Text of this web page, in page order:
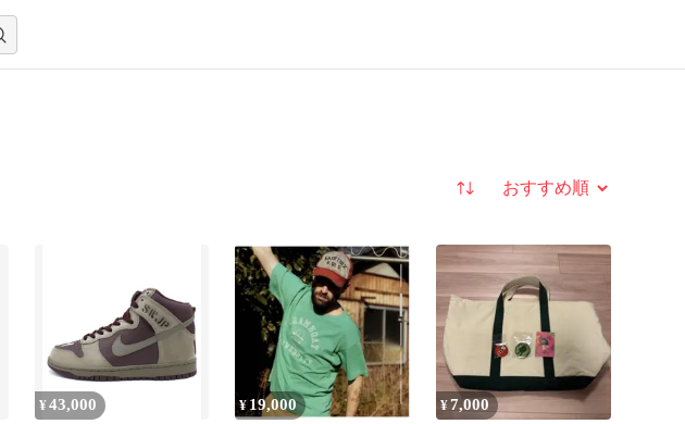
並び替え
¥ 43,000 ¥ 19,000 ¥7,000